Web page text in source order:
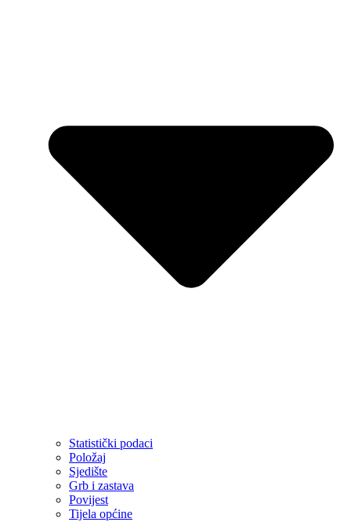
Statistički podaci
Položaj
Sjedište
Grb i zastava
Povijest
Tijela općine